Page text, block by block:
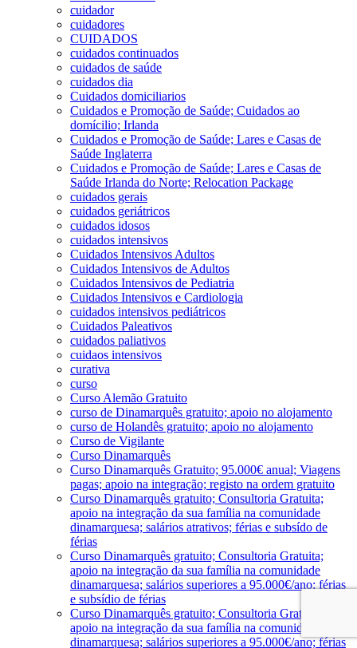
cuidador
cuidadores
CUIDADOS
cuidados continuados
cuidados de saúde
cuidados dia
Cuidados domiciliarios
Cuidados e Promoção de Saúde; Cuidados ao
domícilio; Irlanda
Cuidados e Promoção de Saúde; Lares e Casas de
Saúde Inglaterra
Cuidados e Promoção de Saúde; Lares e Casas de
Saúde Irlanda do Norte; Relocation Package
cuidados gerais
cuidados geriátricos
cuidados idosos
cuidados intensivos
Cuidados Intensivos Adultos
Cuidados Intensivos de Adultos
Cuidados Intensivos de Pediatria
Cuidados Intensivos e Cardiologia
cuidados intensivos pediátricos
Cuidados Paleativos
cuidados paliativos
cuidaos intensivos
curativa
curso
Curso Alemão Gratuito
curso de Dinamarquês gratuito; apoio no alojamento
curso de Holandês gratuito; apoio no alojamento
Curso de Vigilante
Curso Dinamarquês
Curso Dinamarquês Gratuito; 95.000€ anual; Viagens
pagas; apoio na integração; registo na ordem gratuito
Curso Dinamarquês gratuito; Consultoria Gratuita;
apoio na integração da sua família na comunidade
dinamarquesa; salários atrativos; férias e subsído de
férias
Curso Dinamarquês gratuito; Consultoria Gratuita;
apoio na integração da sua família na comunidade
dinamarquesa; salários superiores a 95.000€/ano; férias
e subsídio de férias
Curso Dinamarquês gratuito; Consultoria Gratuita;
apoio na integração da sua família na comunidade
dinamarquesa; salários superiores a 95.000€/ano; férias